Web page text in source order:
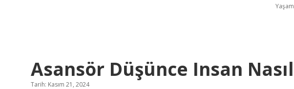
Asansör Düşünce Insan
Tarih: Kasım 21, 2024